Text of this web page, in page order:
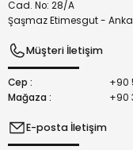
Cad. No: 28/A
Şaşmaz Etimesgut -
Müşteri İletişim
Cep :
+90
Mağaza :
+90
E-posta İletişim